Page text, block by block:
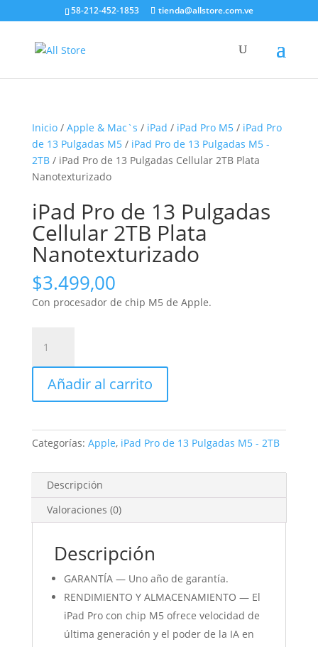
58-212-452-1853 tienda@allstore.com.ve
Inicio/ Apple & Mac`s / iPad / iPad Pro M5/ iPad Pro
de 13 Pulgadas M5/ iPad Pro de 13 Pulgadas M5 -
2TB/ iPad Pro de 13 Pulgadas Cellular 2TB Plata
Nanotexturizado
iPad Pro de 13 Pulgadas
Cellular 2TB Plata
Nanotexturizado
$3.499,00
Con procesador de chip M5 de Apple.
Pro
de
Pulgadas
2TB
Plata
cantidad
Añadir al carrito
Categorías: Apple, iPad Pro de 13 Pulgadas M5 - 2TB
Descripción
Valoraciones (0)
Descripción
GARANTÍA — Uno año de garantía.
RENDIMIENTO Y ALMACENAMIENTO — El
iPad Pro con chip M5 ofrece velocidad de
última generación y el poder de la IA en